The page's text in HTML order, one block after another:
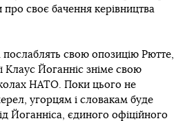
своє бачення керівництва
свою опозицію Рютте,
Клаус Йоганніс зніме свою
НАТО. Поки цього не
угорцям і словакам буде
Йоганніса, єдиного офіційного